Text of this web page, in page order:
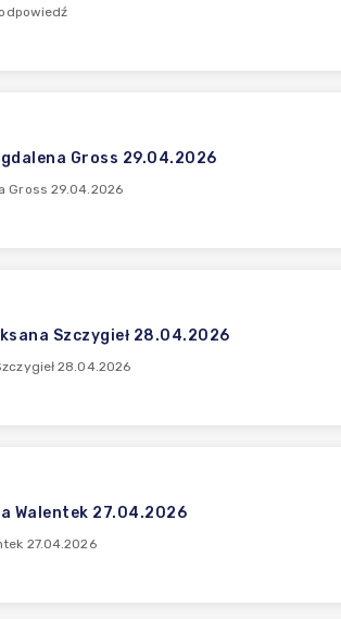
Gross 29.04.2026
Gross 29.04.2026
Szczygieł 28.04.2026
28.04.2026
Walentek 27.04.2026
27.04.2026